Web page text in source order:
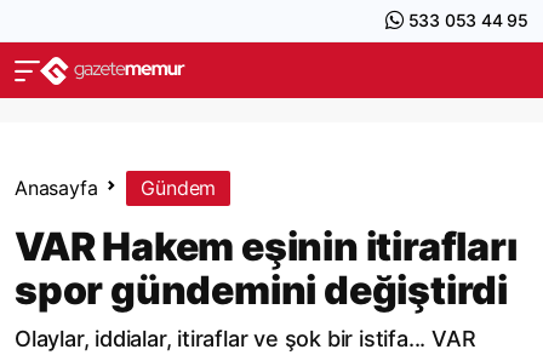
533 053 44 95
Anasayfa Gündem
VAR Hakem eşinin itirafları
spor gündemini değiştirdi
Olaylar, iddialar, itiraflar ve şok bir istifa... VAR